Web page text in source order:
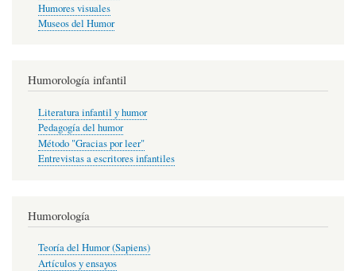
Humores visuales
Museos del Humor
Humorología infantil
Literatura infantil y humor
Pedagogía del humor
Método "Gracias por leer"
Entrevistas a escritores infantiles
Humorología
Teoría del Humor (Sapiens)
Artículos y ensayos